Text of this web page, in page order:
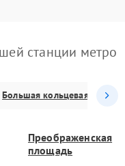
станции метро
Большая кольцевая
Преображенская
площадь